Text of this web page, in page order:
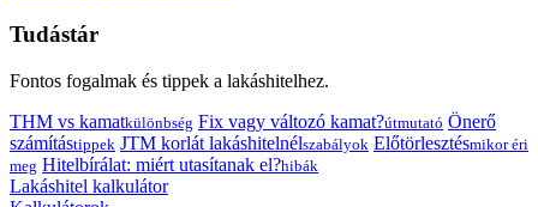
Tudástár
Fontos fogalmak és tippek a lakáshitelhez.
THM vs kamatkülönbség Fix vagy változó kamat?útmutató Önerő
számítástippek JTM korlát lakáshitelnélszabályok Előtörlesztésmikor éri
meg Hitelbírálat: miért utasítanak el?hibák
Lakáshitel kalkulátor